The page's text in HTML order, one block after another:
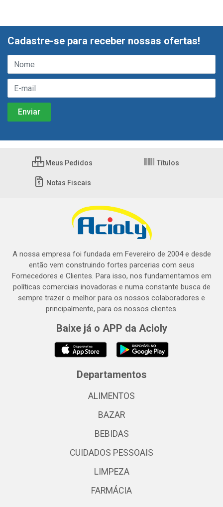
Cadastre-se para receber nossas ofertas!
Meus Pedidos Títulos
Notas Fiscais
A nossa empresa foi fundada em Fevereiro de 2004 e desde
então vem construindo fortes parcerias com seus
Fornecedores e Clientes. Para isso, nos fundamentamos em
políticas comerciais inovadoras e numa constante busca de
sempre trazer o melhor para os nossos colaboradores e
principalmente, para os nossos clientes.
Baixe já o APP da Acioly
Departamentos
ALIMENTOS
BAZAR
BEBIDAS
CUIDADOS PESSOAIS
LIMPEZA
FARMÁCIA